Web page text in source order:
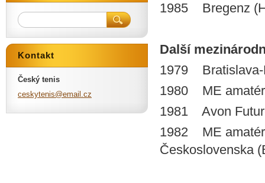
1985 Bregenz
Další
1979 Bratislava-
1980 ME
1981 Avon
1982 ME
Československa
Kontakt
Český tenis
ceskytenis@email .cz